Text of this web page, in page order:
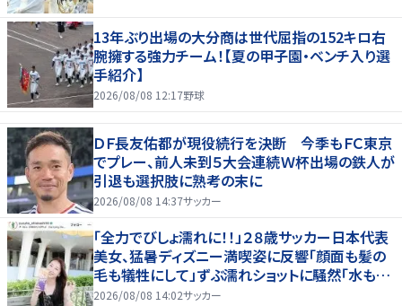
13年ぶり出場の大分商は世代屈指の152キロ右
腕擁する強力チーム！【夏の甲子園・ベンチ入り選
手紹介】
2026/08/08 12:17野球
ＤＦ長友佑都が現役続行を決断 今季もＦＣ東京
でプレー、前人未到５大会連続Ｗ杯出場の鉄人が
引退も選択肢に熟考の末に
2026/08/08 14:37サッカー
「全力でびしょ濡れに！！」２８歳サッカー日本代表
美女、猛暑ディズニー満喫姿に反響「顔面も髪の
毛も犠牲にして」ずぶ濡れショットに騒然「水も滴
る」「女優さんかと」
2026/08/08 14:02サッカー